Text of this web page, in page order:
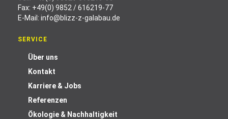
Fax: +49(0) 9852 / 616219-77
E-Mail: info@blizz-z-galabau.de
SERVICE
Über uns
Kontakt
Karriere & Jobs
Referenzen
Ökologie & Nachhaltigkeit